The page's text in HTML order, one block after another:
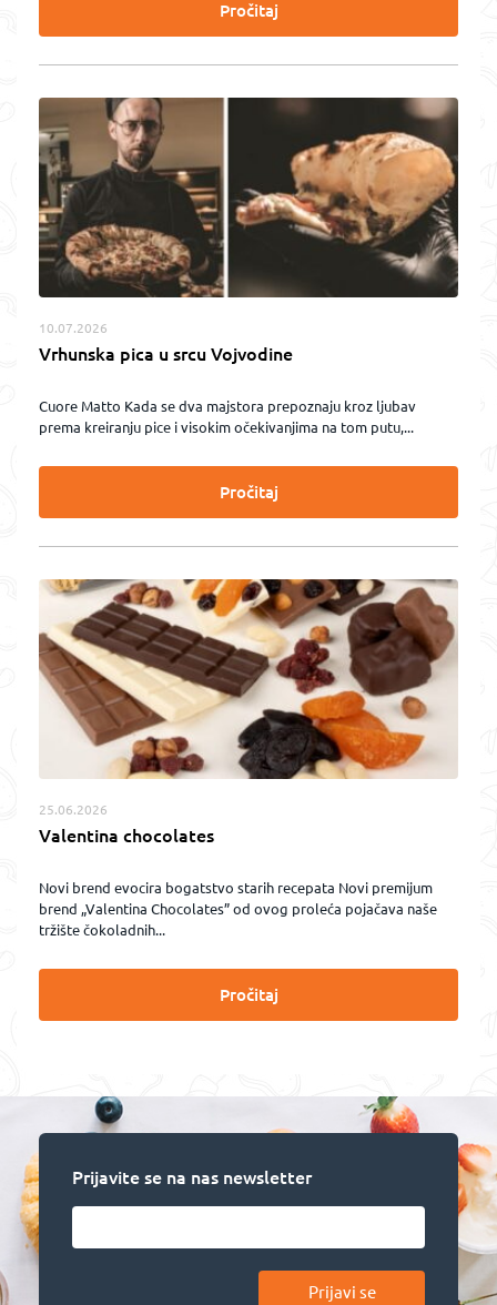
Pročitaj
10.07.2026
Vrhunska pica u srcu Vojvodine
Cuore Matto Kada se dva majstora prepoznaju kroz ljubav
prema kreiranju pice i visokim očekivanjima na tom putu,...
Pročitaj
25.06.2026
Valentina chocolates
Novi brend evocira bogatstvo starih recepata Novi premijum
brend „Valentina Chocolates” od ovog proleća pojačava naše
tržište čokoladnih...
Pročitaj
Prijavite se na nas newsletter
Prijavi se